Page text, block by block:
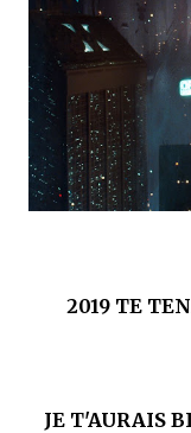
mettre sous tous les yeux.
2019 TE
JE T'AURAIS